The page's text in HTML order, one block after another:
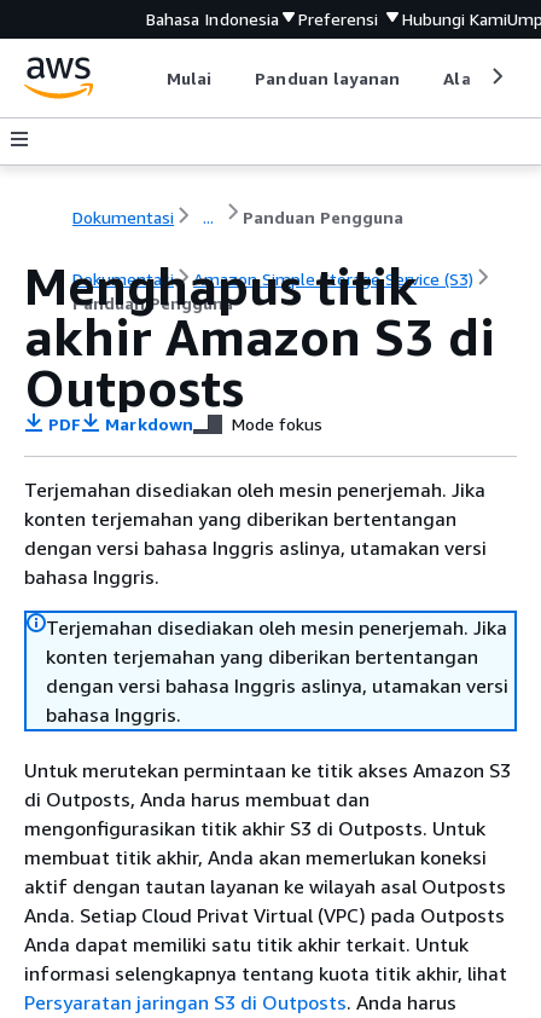
Bahasa Indonesia Preferensi Hubungi Kami
Mulai Panduan layanan Alat
Dokumentasi ... Panduan Pengguna
Dokumentasi
Amazon Simple Storage Service (S3)
Panduan Pengguna
Menghapus titik
akhir Amazon S3 di
Outposts
PDF Markdown Mode fokus
Terjemahan disediakan oleh mesin penerjemah. Jika
konten terjemahan yang diberikan bertentangan
dengan versi bahasa Inggris aslinya, utamakan versi
bahasa Inggris.
Terjemahan disediakan oleh mesin penerjemah. Jika
konten terjemahan yang diberikan bertentangan
dengan versi bahasa Inggris aslinya, utamakan versi
bahasa Inggris.
Untuk merutekan permintaan ke titik akses Amazon S3
di Outposts, Anda harus membuat dan
mengonfigurasikan titik akhir S3 di Outposts. Untuk
membuat titik akhir, Anda akan memerlukan koneksi
aktif dengan tautan layanan ke wilayah asal Outposts
Anda. Setiap Cloud Privat Virtual (VPC) pada Outposts
Anda dapat memiliki satu titik akhir terkait. Untuk
informasi selengkapnya tentang kuota titik akhir, lihat
Persyaratan jaringan S3 di Outposts. Anda harus